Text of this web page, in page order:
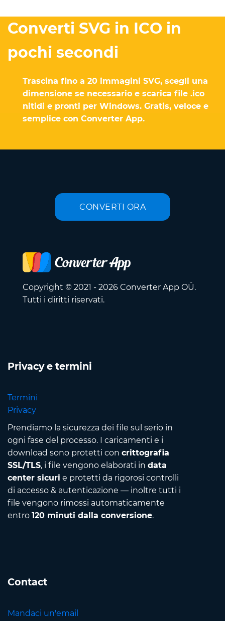
Converti SVG in ICO in
pochi secondi
Trascina fino a 20 immagini SVG, scegli una
dimensione se necessario e scarica file .ico
nitidi e pronti per Windows. Gratis, veloce e
semplice con Converter App.
CONVERTI ORA
Copyright © 2021 - 2026 Converter App OÜ.
Tutti i diritti riservati.
Privacy e termini
Termini
Privacy
Prendiamo la sicurezza dei file sul serio in
ogni fase del processo. I caricamenti e i
download sono protetti con crittografia
SSL/TLS, i file vengono elaborati in data
center sicuri e protetti da rigorosi controlli
di accesso & autenticazione — inoltre tutti i
file vengono rimossi automaticamente
entro 120 minuti dalla conversione.
Contact
Mandaci un'email